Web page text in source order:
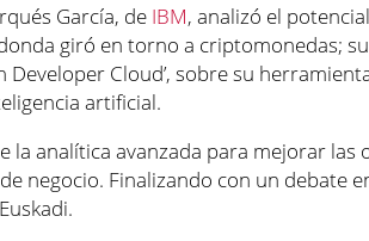
García, de IBM, analizó el
giró en torno a criptomonedas;
Cloud’, sobre su
artificial.
analítica avanzada para mejorar las
negocio. Finalizando con un debate